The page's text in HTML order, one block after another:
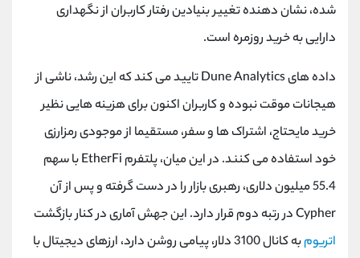
شده، نشان دهنده تغییر بنیادین رفتار کاربران از نگهداری
دارایی به خرید روزمره است.
داده های Dune Analytics تایید می کند که این رشد، ناشی از
هیجانات موقت نبوده و کاربران اکنون برای هزینه هایی نظیر
خرید مایحتاج، اشتراک ها و سفر، مستقیما از موجودی رمزارزی
خود استفاده می کنند. در این میان، پلتفرم EtherFi با سهم
55.4 میلیون دلاری، رهبری بازار را در دست گرفته و پس از آن
Cypher در رتبه دوم قرار دارد. این جهش آماری در کنار بازگشت
اتریوم
به کانال 3100 دلار، پیامی روشن دارد، ارزهای دیجیتال با